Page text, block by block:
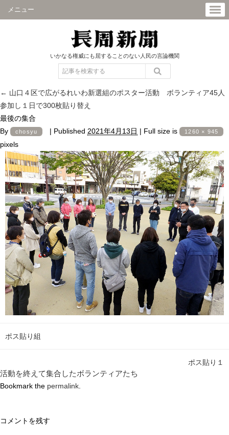
メニュー
いかなる権威にも屈することのない人民の言論機関
← 山口４区で広がるれいわ新選組のポスター活動 ボランティア45人
参加し１日で300枚貼り替え
最後の集合
By
chosyu | Published 2021年4月13日 | Full size is 1260 × 945
pixels
ポス貼り組
ポス貼り１
活動を終えて集合したボランティアたち
Bookmark the permalink
コメントを残す